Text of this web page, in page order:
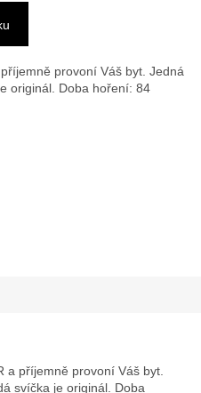
provoní Váš byt. Jedná
originál. Doba hoření: 84
a příjemně provoní Váš byt.
svíčka je originál. Doba